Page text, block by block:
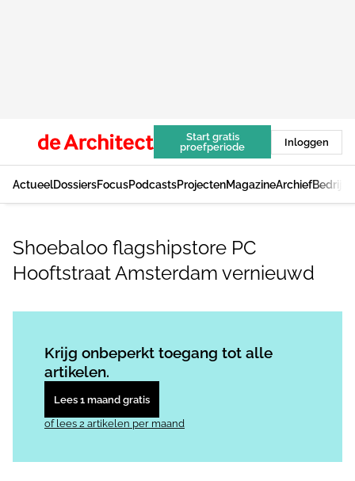
Start gratis
proefperiode
Inloggen
ActueelDossiersFocusPodcastsProjectenMagazineArchief
Shoebaloo flagshipstore PC
Hooftstraat Amsterdam vernieuwd
Krijg onbeperkt toegang tot alle
artikelen.
Lees 1 maand gratis
of lees 2 artikelen per maand